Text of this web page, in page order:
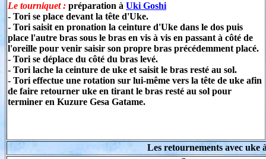
Le tourniquet : préparation à Uki Goshi
- Tori se place devant la tête d'Uke.
- Tori saisit en pronation la ceinture d'Uke dans le dos puis
place l'autre bras sous le bras en vis à vis en passant à côté de
l'oreille pour venir saisir son propre bras précédemment placé.
- Tori se déplace du côté du bras levé.
- Tori lache la ceinture de uke et saisit le bras resté au sol.
- Tori effectue une rotation sur lui-même vers la tête de uke afin
de faire retourner uke en tirant le bras resté au sol pour
terminer en Kuzure Gesa Gatame.
Les retournements avec uke